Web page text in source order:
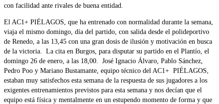
con facilidad ante rivales de buena entidad.
El AC1+ PIÉLAGOS, que ha entrenado con normalidad durante la semana,
viaja el mismo domingo, día del partido, con salida desde el polideportivo
de Renedo, a las 13,45 con una gran dosis de ilusión y motivación en busca
de la victoria. La cita en Burgos, para disputar su partido en el Plantío, el
domingo 26 de enero, a las 18,00. José Ignacio Álvaro, Pablo Sánchez,
Pedro Poo y Mariano Bustamante, equipo técnico del AC1+ PIÉLAGOS,
estaban muy satisfechos esta semana de la respuesta de sus jugadores a los
exigentes entrenamientos previstos para esta semana y nos decían que el
equipo está física y mentalmente en un estupendo momento de forma y que